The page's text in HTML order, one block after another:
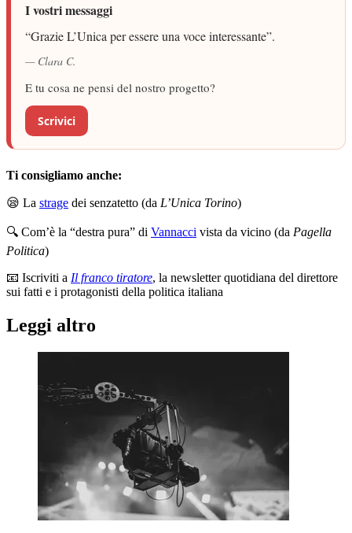
I vostri messaggi
“Grazie L’Unica per essere una voce interessante”.
— Clara C.
E tu cosa ne pensi del nostro progetto?
Scrivici
Ti consigliamo anche:
😪 La strage dei senzatetto (da L’Unica Torino)
🔍 Com’è la “destra pura” di Vannacci vista da vicino (da Pagella
Politica)
📧 Iscriviti a Il franco tiratore, la newsletter quotidiana del direttore
sui fatti e i protagonisti della politica italiana
Leggi altro